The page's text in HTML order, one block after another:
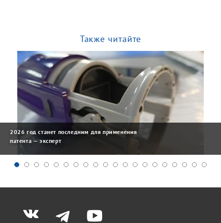
Также читайте
2026 год станет последним для применения
патента — эксперт